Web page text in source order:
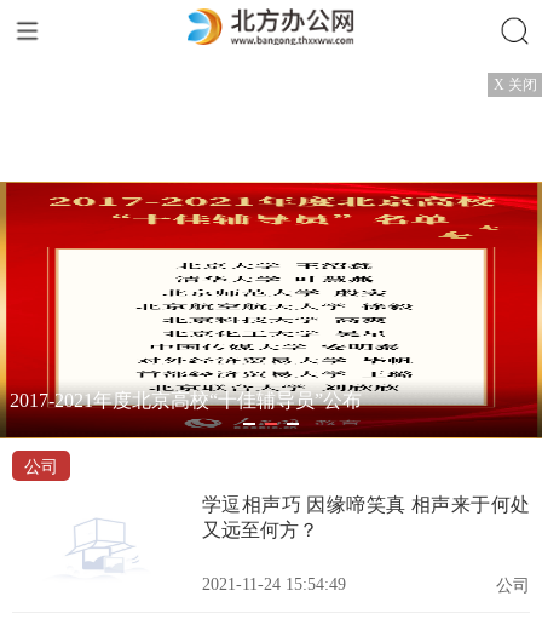
X 关闭
2017-2021年度北京高校“十佳辅导员”公布
公司
学逗相声巧 因缘啼笑真 相声来于何处
又远至何方？
2021-11-24 15:54:49 公司